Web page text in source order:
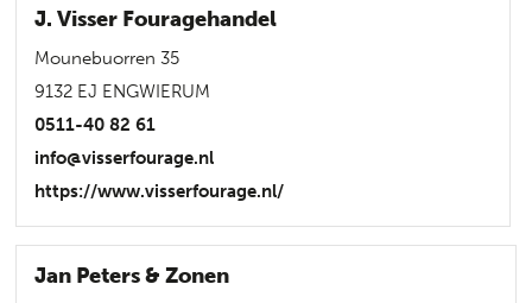
J. Visser Fouragehandel
Mounebuorren 35
9132 EJ ENGWIERUM
0511-40 82 61
info@visserfourage.nl
https://www.visserfourage.nl/
Jan Peters & Zonen